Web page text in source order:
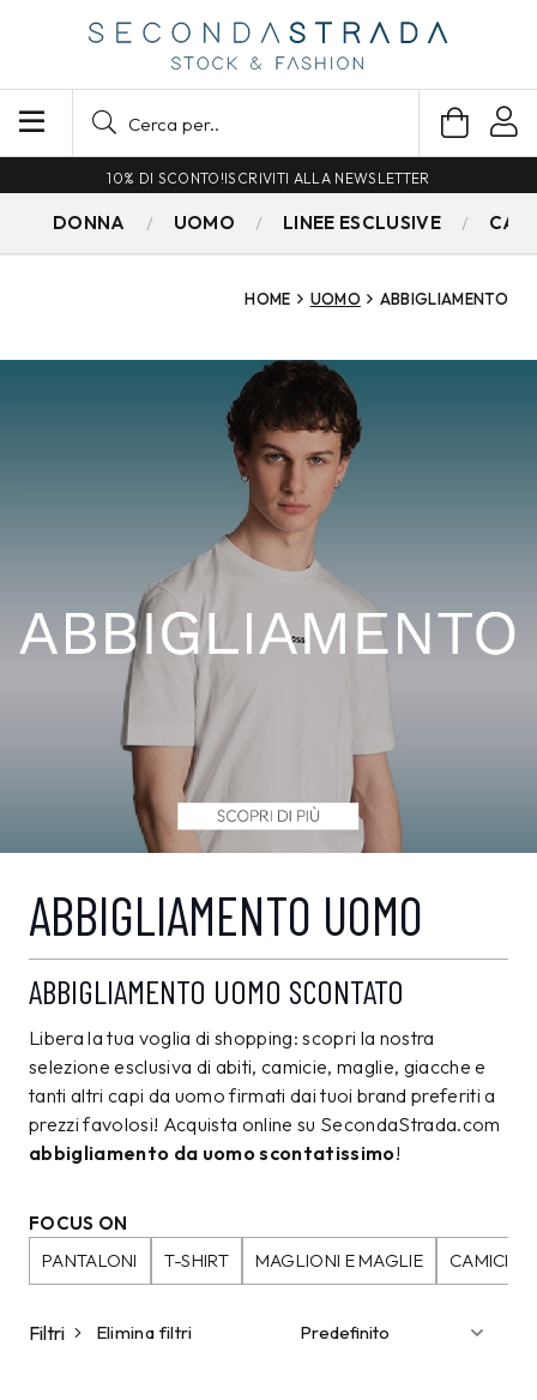
SPEDIZIONE GRATUITA PER ORDINI SUPERIORI A 79€
DONNA UOMO LINEE ESCLUSIVE
HOME UOMO ABBIGLIAMENTO
ABBIGLIAMENTO UOMO
ABBIGLIAMENTO UOMO SCONTATO
Libera la tua voglia di shopping: scopri la nostra
selezione esclusiva di abiti, camicie, maglie, giacche e
tanti altri capi da uomo firmati dai tuoi brand preferiti a
prezzi favolosi! Acquista online su SecondaStrada.com
abbigliamento da uomo scontatissimo!
FOCUS ON
PANTALONI
T-SHIRT MAGLIONI E MAGLIE CAMICIE
Filtri Elimina filtri